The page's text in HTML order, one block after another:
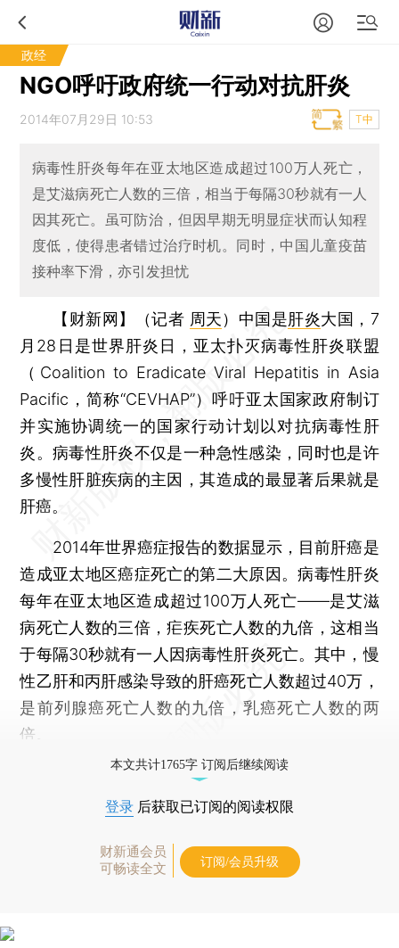
政经
NGO呼吁政府统一行动对抗肝炎
2014年07月29日 10:53 T中
病毒性肝炎每年在亚太地区造成超过100万人死亡，
是艾滋病死亡人数的三倍，相当于每隔30秒就有一人
因其死亡。虽可防治，但因早期无明显症状而认知程
度低，使得患者错过治疗时机。同时，中国儿童疫苗
接种率下滑，亦引发担忧
【财新网】（记者 周天） 中国是肝炎大国，7
月28日是世界肝炎日，亚太扑灭病毒性肝炎联盟
（Coalition to Eradicate Viral Hepatitis in Asia
Pacific，简称“CEVHAP”）呼吁亚太国家政府制订
并实施协调统一的国家行动计划以对抗病毒性肝
炎。病毒性肝炎不仅是一种急性感染，同时也是许
多慢性肝脏疾病的主因，其造成的最显著后果就是
肝癌。
2014年世界癌症报告的数据显示，目前肝癌是
造成亚太地区癌症死亡的第二大原因。病毒性肝炎
每年在亚太地区造成超过100万人死亡——是艾滋
病死亡人数的三倍，疟疾死亡人数的九倍，这相当
于每隔30秒就有一人因病毒性肝炎死亡。其中，慢
性乙肝和丙肝感染导致的肝癌死亡人数超过40万，
是前列腺癌死亡人数的九倍，乳癌死亡人数的两
倍。
本文共计1765字 订阅后继续阅读
登录 后获取已订阅的阅读权限
财新通会员
可畅读全文
订阅/会员升级